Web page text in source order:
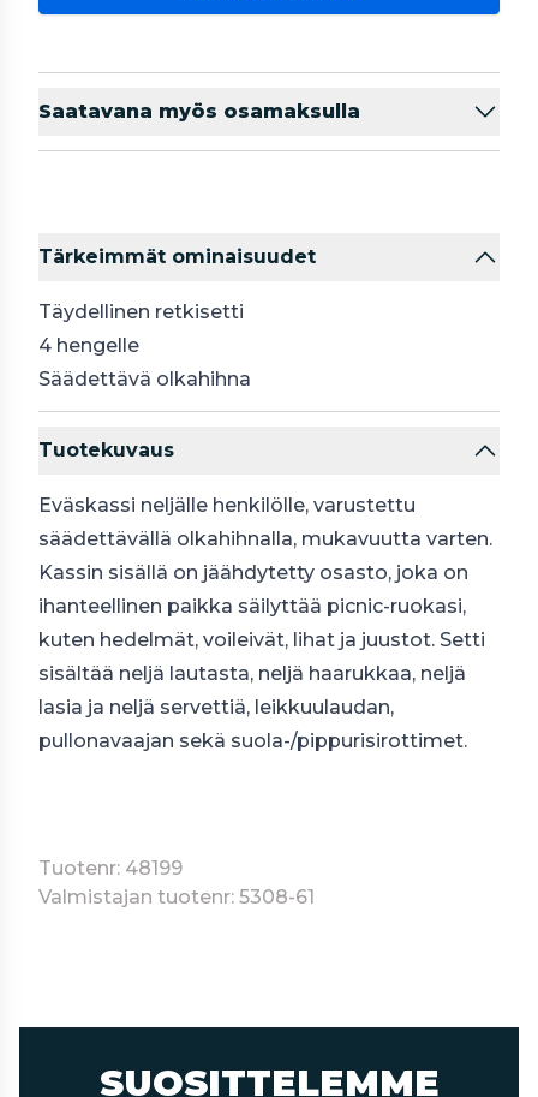
Saatavana myös osamaksulla
Tärkeimmät ominaisuudet
Täydellinen retkisetti
4 hengelle
Säädettävä olkahihna
Tuotekuvaus
Eväskassi neljälle henkilölle, varustettu
säädettävällä olkahihnalla, mukavuutta varten.
Kassin sisällä on jäähdytetty osasto, joka on
ihanteellinen paikka säilyttää picnic-ruokasi,
kuten hedelmät, voileivät, lihat ja juustot. Setti
sisältää neljä lautasta, neljä haarukkaa, neljä
lasia ja neljä servettiä, leikkuulaudan,
pullonavaajan sekä suola-/pippurisirottimet.
Tuotenr: 48199
Valmistajan tuotenr: 5308-61
SUOSITTELEMME